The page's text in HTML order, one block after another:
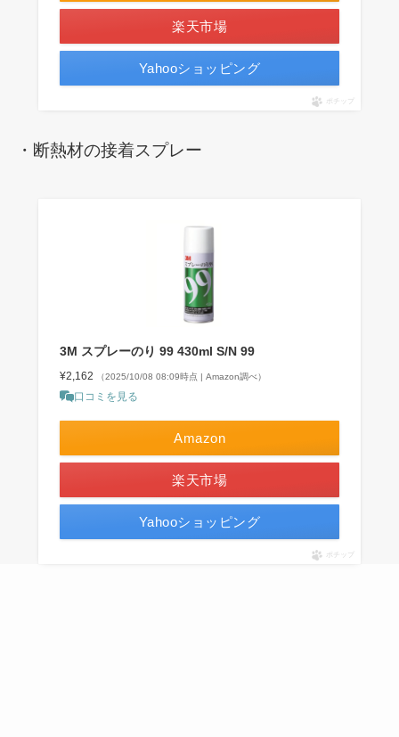
楽天市場
Yahooショッピング
ポチップ
・断熱材の接着スプレー
3M スプレーのり 99 430ml S/N 99
¥2,162 （2025/10/08 08:09時点 | Amazon調べ）
口コミを見る
Amazon
楽天市場
Yahooショッピング
ポチップ